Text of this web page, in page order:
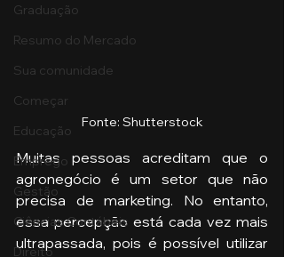
Graduação
Resumo do Mercado
Sua comunidade
Começar
Educação
Emprego
Gestão
Ciências Contábeis
Direito
Fonte: Shutterstock
Muitas pessoas acreditam que o
agronegócio é um setor que não
precisa de marketing. No entanto,
essa percepção está cada vez mais
ultrapassada, pois é possível utilizar